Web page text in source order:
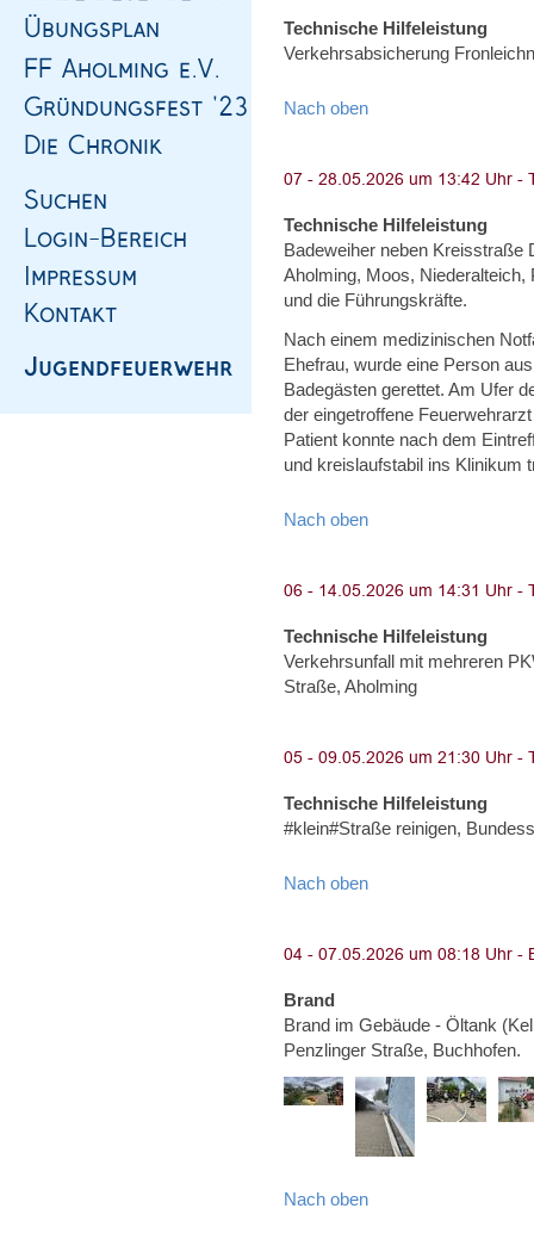
Technische Hilfeleistung
Verkehrsabsicherung
Nach oben
Technische Hilfeleistung
Badeweiher neben Kreisstraße
Aholming, Moos,
und die Führungskräfte.
Nach einem medizinischen
Ehefrau, wurde eine Person
Badegästen gerettet. Am Ufer
der eingetroffene
Patient konnte nach dem
und kreislaufstabil ins Klinikum
Nach oben
Technische Hilfeleistung
Verkehrsunfall mit mehreren
Straße, Aholming
Technische Hilfeleistung
#klein#Straße reinigen,
Nach oben
Brand
Brand im Gebäude - Öltank
Penzlinger Straße, Buchhofen.
Nach oben